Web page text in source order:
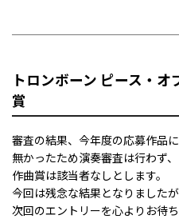
トロンボーン ピース・
賞
審査の結果、今年度の応募作品
無かったため演奏審査は行わず
作曲賞は該当者なしとします。
今回は残念な結果となりました
次回のエントリーを心よりお待ち